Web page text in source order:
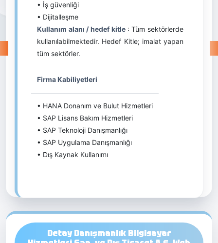
• İş güvenliği
• Dijitalleşme
Kullanım alanı / hedef kitle : Tüm sektörlerde
kullanılabilmektedir. Hedef Kitle; imalat yapan
tüm sektörler.
Firma Kabiliyetleri
• HANA Donanım ve Bulut Hizmetleri
• SAP Lisans Bakım Hizmetleri
• SAP Teknoloji Danışmanlığı
• SAP Uygulama Danışmanlığı
• Dış Kaynak Kullanımı
Detay Danışmanlık Bilgisayar